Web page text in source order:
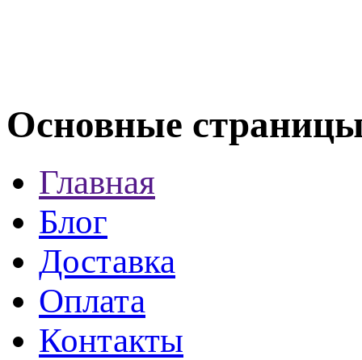
Основные
Главная
Блог
Доставка
Оплата
Контакты